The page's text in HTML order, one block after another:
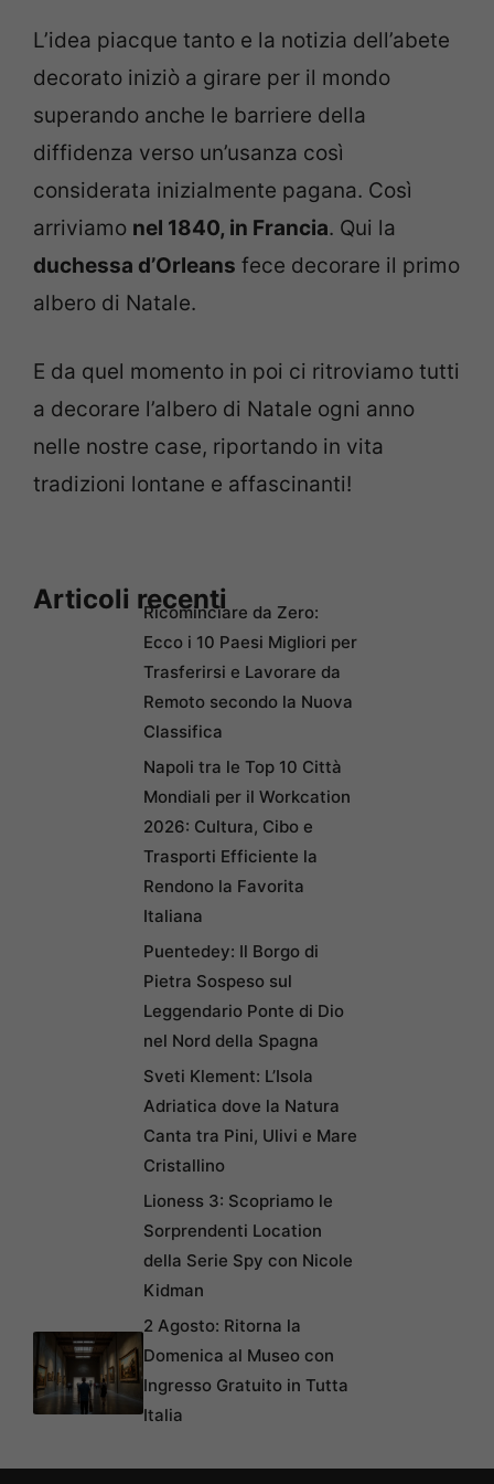
L’idea piacque tanto e la notizia dell’abete
decorato iniziò a girare per il mondo
superando anche le barriere della
diffidenza verso un’usanza così
considerata inizialmente pagana. Così
arriviamo nel 1840, in Francia. Qui la
duchessa d’Orleans fece decorare il primo
albero di Natale.
E da quel momento in poi ci ritroviamo tutti
a decorare l’albero di Natale ogni anno
nelle nostre case, riportando in vita
tradizioni lontane e affascinanti!
Articoli recentiRicominciare da Zero:
Ecco i 10 Paesi Migliori per
Trasferirsi e Lavorare da
Remoto secondo la Nuova
Classifica
Napoli tra le Top 10 Città
Mondiali per il Workcation
2026: Cultura, Cibo e
Trasporti Efficiente la
Rendono la Favorita
Italiana
Puentedey: Il Borgo di
Pietra Sospeso sul
Leggendario Ponte di Dio
nel Nord della Spagna
Sveti Klement: L’Isola
Adriatica dove la Natura
Canta tra Pini, Ulivi e Mare
Cristallino
Lioness 3: Scopriamo le
Sorprendenti Location
della Serie Spy con Nicole
Kidman
2 Agosto: Ritorna la
Domenica al Museo con
Ingresso Gratuito in Tutta
Italia